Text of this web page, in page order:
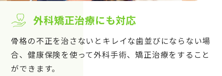
外科矯正治療にも対応
骨格の不正を治さないとキレイな歯並びにならない場
合、健康保険を使って外科手術、矯正治療をすること
ができます。